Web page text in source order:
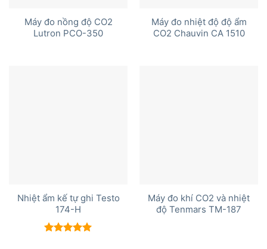
Máy đo nồng độ CO2
Lutron PCO-350
Máy đo nhiệt độ độ ẩm
CO2 Chauvin CA 1510
Nhiệt ẩm kế tự ghi Testo
174-H
Máy đo khí CO2 và nhiệt
độ Tenmars TM-187